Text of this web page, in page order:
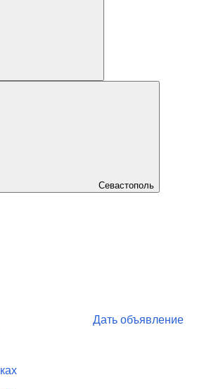
Севастополь
Дать объявление